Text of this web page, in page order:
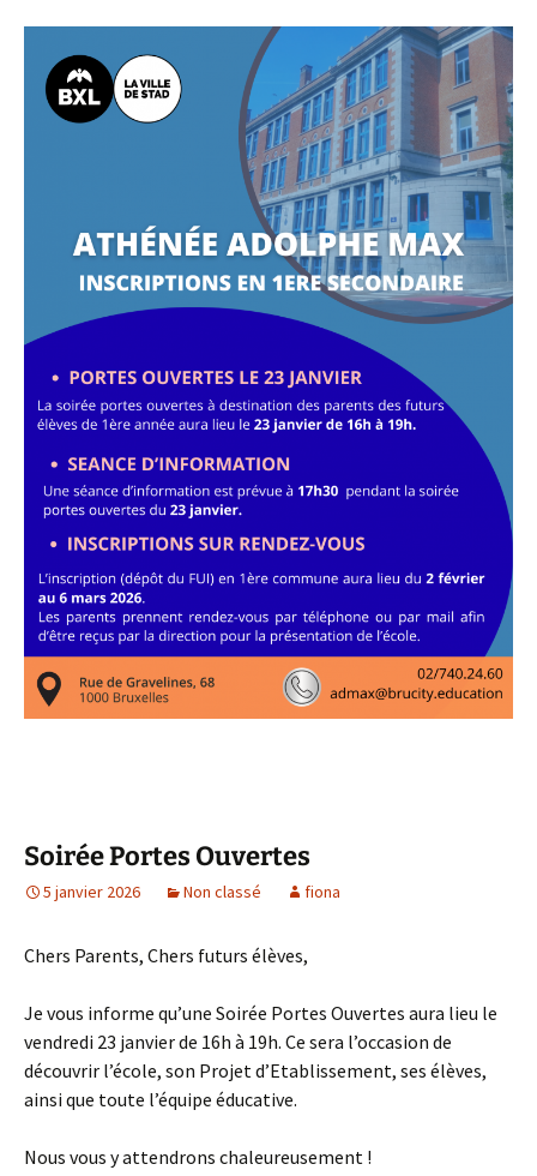
Soirée Portes Ouvertes
5 janvier 2026 Non classé fiona
Chers Parents, Chers futurs élèves,
Je vous informe qu’une Soirée Portes Ouvertes aura lieu le
vendredi 23 janvier de 16h à 19h. Ce sera l’occasion de
découvrir l’école, son Projet d’Etablissement, ses élèves,
ainsi que toute l’équipe éducative.
Nous vous y attendrons chaleureusement !